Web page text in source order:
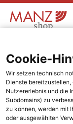
Cookie-
Wir setzen technisch
Dienste bereitzustellen,
Nutzererlebnis und die
Subdomains) zu
zu können, werden mit
oder ausgewählten